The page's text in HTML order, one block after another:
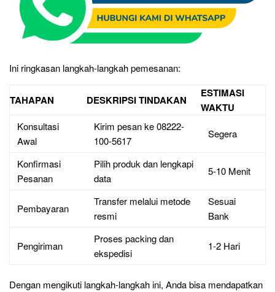
Ini ringkasan langkah-langkah pemesanan:
TAHAPAN DESKRIPSI TINDAKAN
ESTIMASI
WAKTU
Konsultasi
Awal
Kirim pesan ke 08222-
100-5617
Segera
Konfirmasi
Pesanan
Pilih produk dan lengkapi
data
5-10 Menit
Pembayaran
Transfer melalui metode
resmi
Sesuai
Bank
Pengiriman
Proses packing dan
ekspedisi
1-2 Hari
Dengan mengikuti langkah-langkah ini, Anda bisa mendapatkan